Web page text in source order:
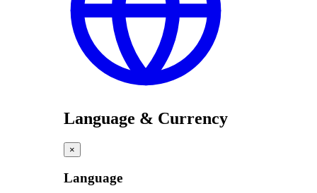
Language & Currency
×
Language